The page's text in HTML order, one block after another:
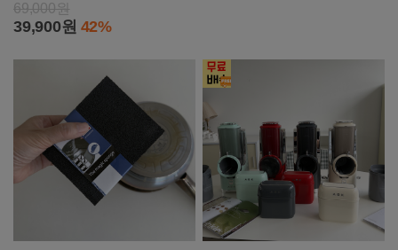
69,000원
39,900원 42%